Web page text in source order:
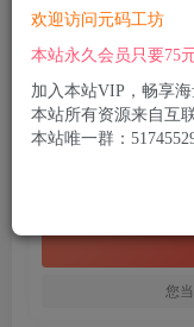
此内容为付费资源，
您
付费资源
欢迎访问元码工坊
本站永久会员只要75
加入本站VIP，畅享
本站所有资源来自互
本站唯一群：